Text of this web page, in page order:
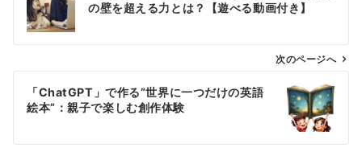
ン
の壁を超える力とは？【遊べる動画付き】
次のページへ
「ChatGPT」で作る”世界に一つだけの英語
絵本”：親子で楽しむ創作体験